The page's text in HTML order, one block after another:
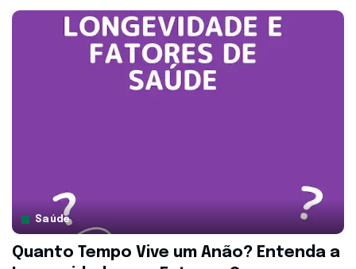
Saúde
Quanto Tempo Vive um Anão? Entenda a